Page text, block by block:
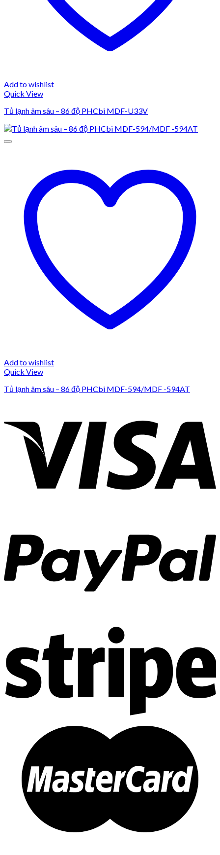
Add to wishlist
Quick View
Tủ lạnh âm sâu – 86 độ PHCbi MDF-U33V
Add to wishlist
Quick View
Tủ lạnh âm sâu – 86 độ PHCbi MDF-594/MDF -594AT